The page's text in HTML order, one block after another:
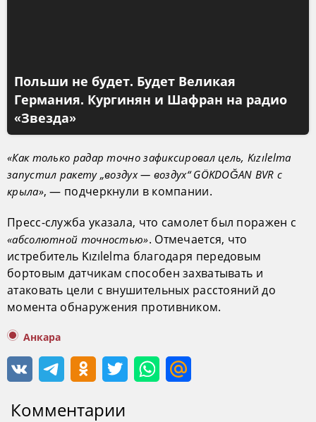
Польши не будет. Будет Великая
Германия. Кургинян и Шафран на радио
«Звезда»
«Как только радар точно зафиксировал цель, Kızılelma
запустил ракету „воздух — воздух“ GÖKDOĞAN BVR с
крыла», — подчеркнули в компании.
Пресс-служба указала, что самолет был поражен с
«абсолютной точностью». Отмечается, что
истребитель Kızılelma благодаря передовым
бортовым датчикам способен захватывать и
атаковать цели с внушительных расстояний до
момента обнаружения противником.
Анкара
Комментарии